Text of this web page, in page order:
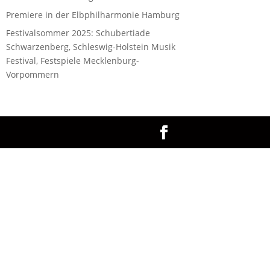
Premiere in der Elbphilharmonie Hamburg
Festivalsommer 2025: Schubertiade
Schwarzenberg, Schleswig-Holstein Musik
Festival, Festspiele Mecklenburg-
Vorpommern